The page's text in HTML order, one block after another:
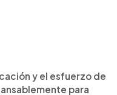
y el esfuerzo de
para